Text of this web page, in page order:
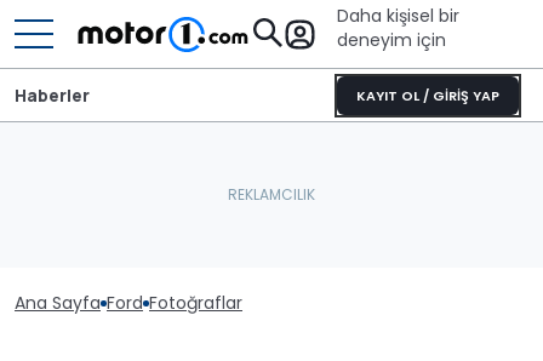
Daha kişisel bir
deneyim için
KAYIT OL / GİRİŞ YAP
Haberler
Ana Sayfa Ford Fotoğraflar